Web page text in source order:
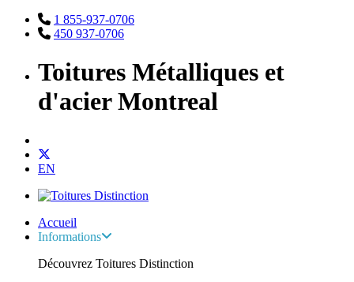
1 855-937-0706
450 937-0706
Toitures Métalliques et
d'acier Montreal
EN
Accueil
Informations
Découvrez Toitures Distinction